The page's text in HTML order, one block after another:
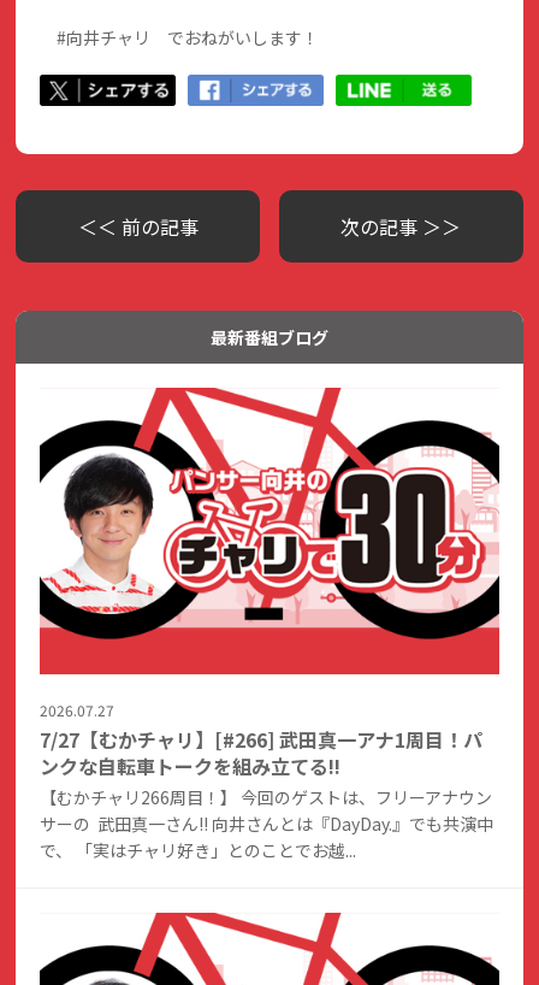
#向井チャリ でおねがいします！
＜＜ 前の記事 次の記事 ＞＞
最新番組ブログ
2026.07.27
7/27【むかチャリ】[#266] 武田真一アナ1周目！パ
ンクな自転車トークを組み立てる!!
【むかチャリ266周目！】 今回のゲストは、フリーアナウン
サーの 武田真一さん!! 向井さんとは『DayDay.』でも共演中
で、 「実はチャリ好き」とのことでお越...